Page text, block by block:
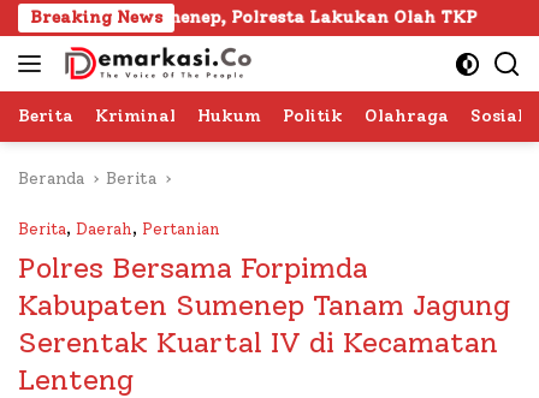
Langsung
ke
konten
Breaking News
Polresta Lakukan Olah TKP 103 Kafilah
Berita Kriminal Hukum Politik Olahraga Sosial
Beranda Berita
Berita, Daerah, Pertanian
Polres Bersama Forpimda
Kabupaten Sumenep Tanam Jagung
Serentak Kuartal IV di Kecamatan
Lenteng